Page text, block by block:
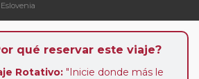
qué reservar este viaje?
Rotativo: "Inicie donde más le